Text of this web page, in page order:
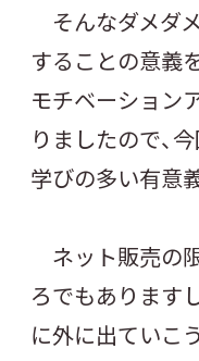
そんなダメダ
することの意義
モチベーション
りましたので、
学びの多い有意
ネット販売の
ろでもあります
に外に出ていこ